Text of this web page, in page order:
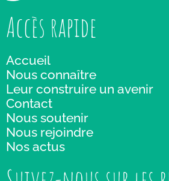
Accès rapide
Accueil
Nous connaître
Leur construire un avenir
Contact
Nous soutenir
Nous rejoindre
Nos actus